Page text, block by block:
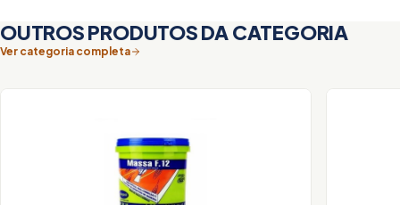
OUTROS PRODUTOS DA CATEGORIA
Ver categoria completa